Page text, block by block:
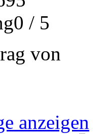
/ 5
von
anzeigen